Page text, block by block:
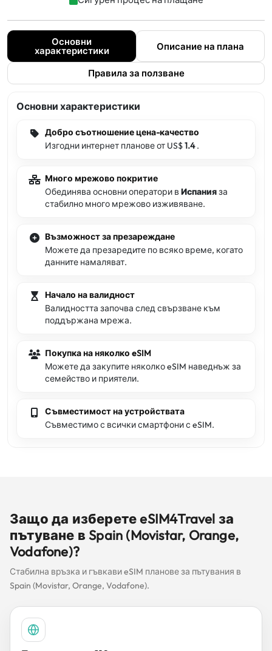
Основни
характеристики Описание на плана
Правила за ползване
Основни характеристики
Добро съотношение цена-качество
Изгодни интернет планове от US$1.4.
Много мрежово покритие
Обединява основни оператори в Испанияза
стабилно много мрежово изживяване.
Възможност за презареждане
Можете да презаредите по всяко време, когато
данните намаляват.
Начало на валидност
Валидността започва след свързване към
поддържана мрежа.
Покупка на няколко eSIM
Можете да закупите няколко eSIM наведнъж за
семейство и приятели.
Съвместимост на устройствата
Съвместимо с всички смартфони с eSIM.
Защо да изберете eSIM4Travel за
пътуване в Spain (Movistar, Orange,
Vodafone)?
Стабилна връзка и гъвкави eSIM планове за пътувания в
Spain (Movistar, Orange, Vodafone).